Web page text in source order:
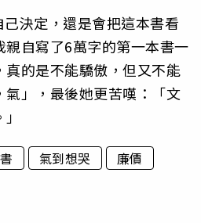
決定，還是會把這本書看
自寫了6萬字的第一本書一
的是不能驕傲，但又不能
」，最後她更苦嘆：「文
氣到想哭
廉價